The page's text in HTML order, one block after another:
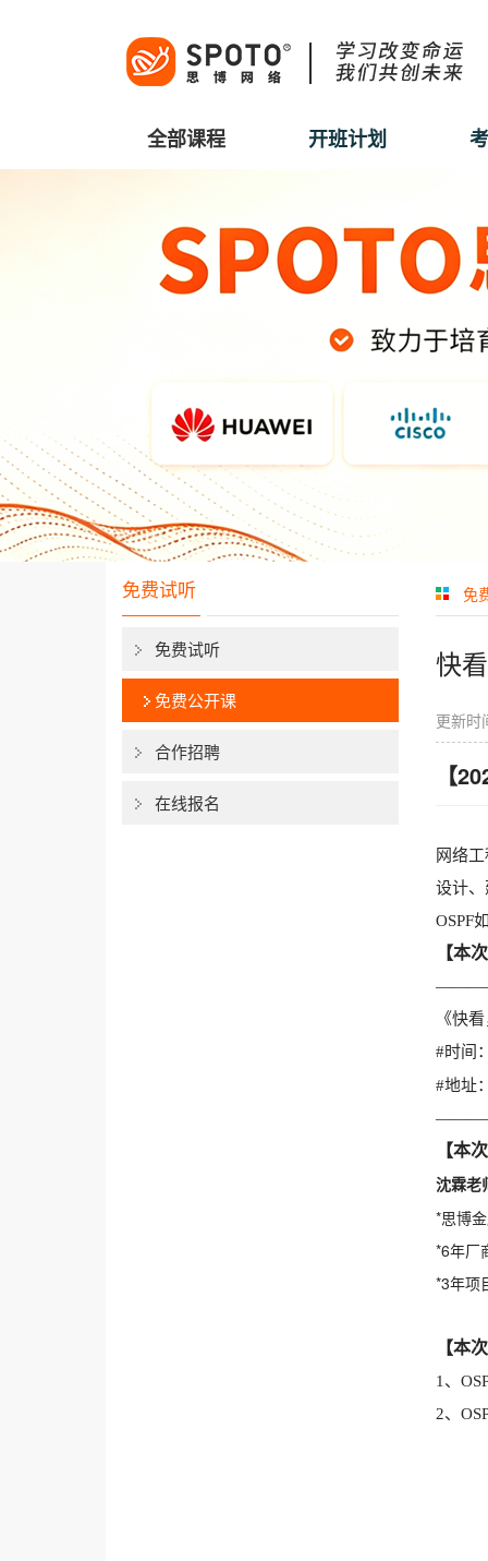
全部课程 开班计划
免费试听
免费试听
免费公开课
合作招聘
在线报名
免
快
更新
【
网络
设计、
OSPF
【本
《快
#时间
#地址
【本
沈霖老
*思博
*6年厂
*3年项
【本
1、
2、